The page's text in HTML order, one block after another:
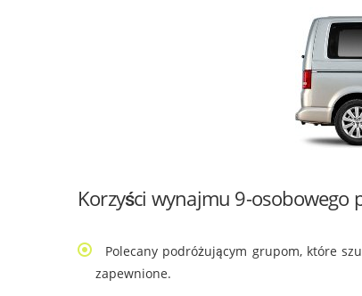
Korzyści wynajmu 9-osobowego
Polecany podróżującym grupom, które
zapewnione.